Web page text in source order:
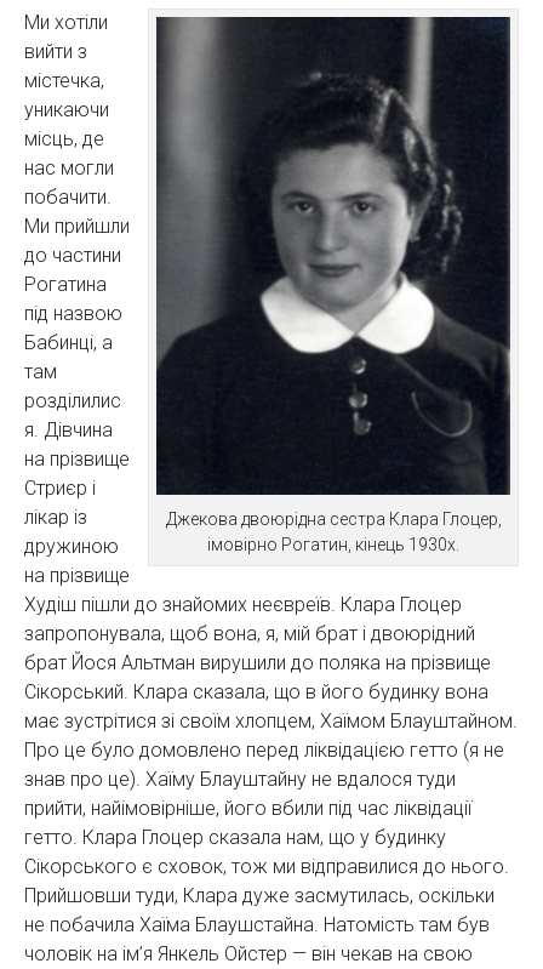
Джекова двоюрідна сестра Клара Глоцер,
імовірно Рогатин, кінець 1930­х.
Ми хотіли
вийти з
містечка,
уникаючи
місць, де
нас могли
побачити.
Ми прийшли
до частини
Рогатина
під назвою
Бабинці, а
там
розділилис
я. Дівчина
на прізвище
Стриєр і
лікар із
дружиною
на прізвище
Худіш пішли до знайомих неєвреїв. Клара Глоцер
запропонувала, щоб вона, я, мій брат і двоюрідний
брат Йося Альтман вирушили до поляка на прізвище
Сікорський. Клара сказала, що в його будинку вона
має зустрітися зі своїм хлопцем, Хаїмом Блауштайном.
Про це було домовлено перед ліквідацією гетто (я не
знав про це). Хаїму Блауштайну не вдалося туди
прийти, найімовірніше, його вбили під час ліквідації
гетто. Клара Глоцер сказала нам, що у будинку
Сікорського є сховок, тож ми відправилися до нього.
Прийшовши туди, Клара дуже засмутилась, оскільки
не побачила Хаїма Блаушстайна. Натомість там був
чоловік на ім’я Янкель Ойстер — він чекав на свою